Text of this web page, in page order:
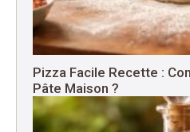
Pizza Facile Recette :
Pâte Maison ?